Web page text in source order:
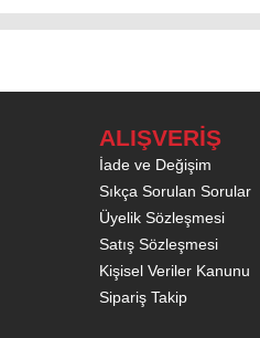
ALIŞVERİŞ
İade ve Değişim
Sıkça Sorulan Sorular
Üyelik Sözleşmesi
Satış Sözleşmesi
Kişisel Veriler Kanunu
Sipariş Takip